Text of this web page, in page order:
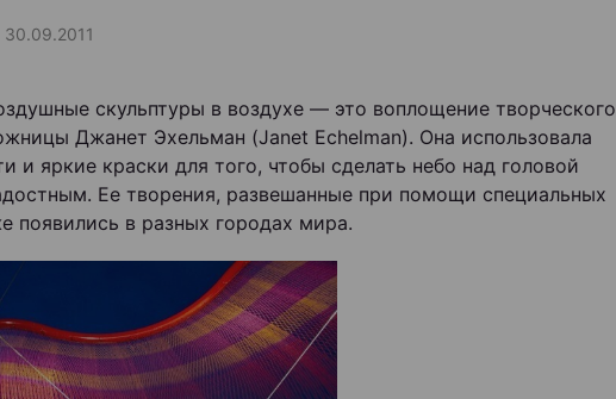
скульптуры в воздухе — это воплощение творческого
Джанет Эхельман (Janet Echelman). Она использовала
и яркие краски для того, чтобы сделать небо над головой
Ее творения, развешанные при помощи специальных
появились в разных городах мира.